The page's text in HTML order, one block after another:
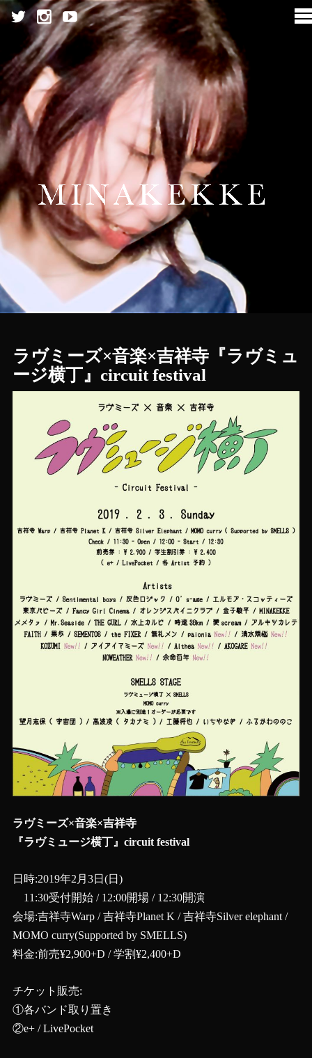
ラヴミーズ×音楽×吉祥寺‬『ラヴミュ
ージ横丁』circuit festival
ラヴミーズ×音楽×吉祥寺‬‬‪
『ラヴミュージ横丁』circuit festival
日時:2019年2月3日(日)
11:30受付開始 / 12:00開場 / 12:30開演
会場:吉祥寺Warp / 吉祥寺Planet K / 吉祥寺Silver elephant /‬
MOMO curry(Supported by SMELLS)
料金:‪前売¥2,900+D / 学割¥2,400+D‬
チケット販売:
①各バンド取り置き
②e+/LivePocket